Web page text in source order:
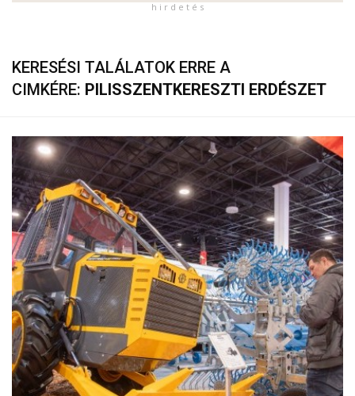
h i r d e t é s
KERESÉSI TALÁLATOK ERRE A
CIMKÉRE: PILISSZENTKERESZTI ERDÉSZET